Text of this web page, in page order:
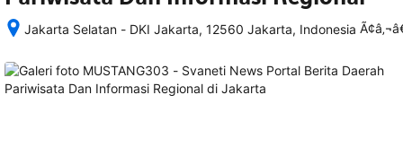
Jakarta Selatan - DKI Jakarta, 12560 Jakarta, Indonesia
memesan,
semua